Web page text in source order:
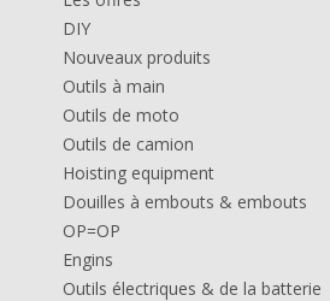
DIY
Nouveaux produits
Outils à main
Outils de moto
Outils de camion
Hoisting equipment
Douilles à embouts & embouts
OP=OP
Engins
Outils électriques & de la batterie